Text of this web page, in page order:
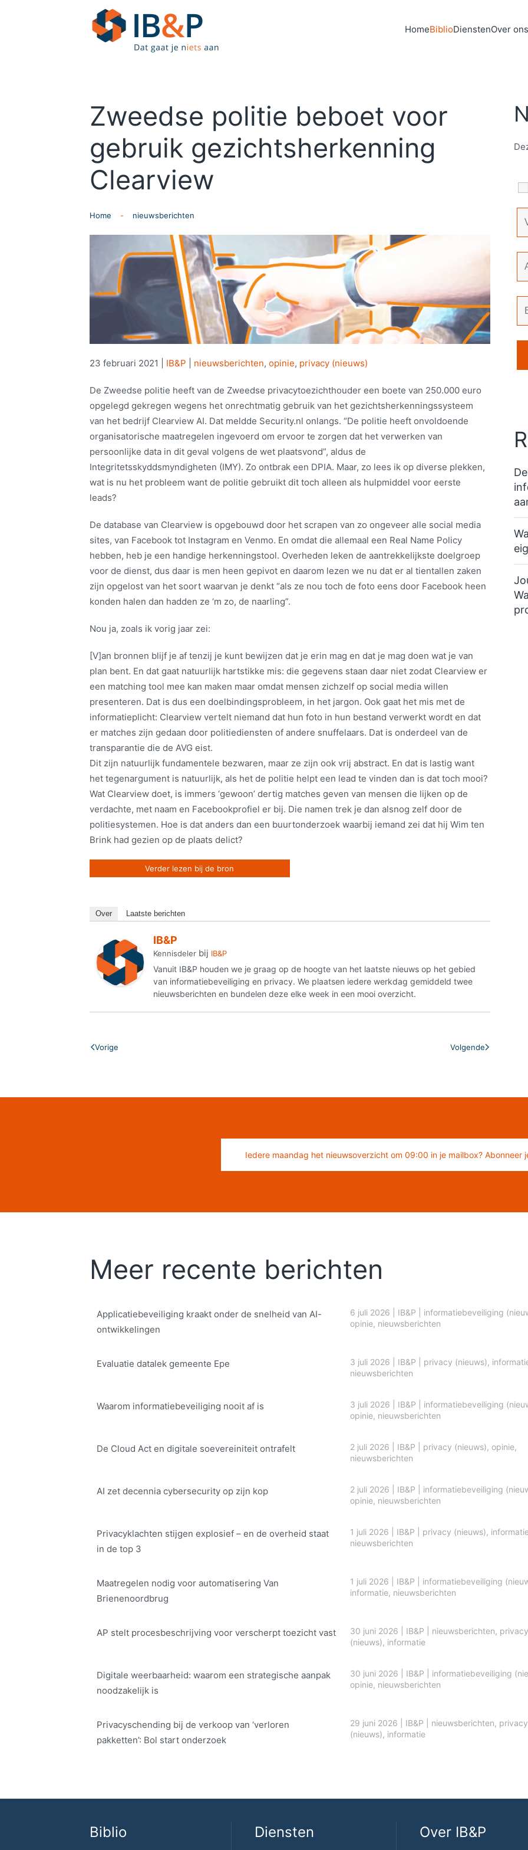
Skip to main content HomeBiblioDienstenOver ons
Zweedse politie beboet voor
gebruik gezichtsherkenning
Clearview
Home nieuwsberichten
23 februari 2021 IB&P nieuwsberichten, opinie, privacy (nieuws)
De Zweedse politie heeft van de Zweedse privacytoezichthouder een boete van 250.000 euro
opgelegd gekregen wegens het onrechtmatig gebruik van het gezichtsherkenningssysteem
van het bedrijf Clearview AI. Dat meldde Security.nl onlangs. “De politie heeft onvoldoende
organisatorische maatregelen ingevoerd om ervoor te zorgen dat het verwerken van
persoonlijke data in dit geval volgens de wet plaatsvond”, aldus de
Integritetsskyddsmyndigheten (IMY). Zo ontbrak een DPIA. Maar, zo lees ik op diverse plekken,
wat is nu het probleem want de politie gebruikt dit toch alleen als hulpmiddel voor eerste
leads?
De database van Clearview is opgebouwd door het scrapen van zo ongeveer alle social media
sites, van Facebook tot Instagram en Venmo. En omdat die allemaal een Real Name Policy
hebben, heb je een handige herkenningstool. Overheden leken de aantrekkelijkste doelgroep
voor de dienst, dus daar is men heen gepivot en daarom lezen we nu dat er al tientallen zaken
zijn opgelost van het soort waarvan je denkt “als ze nou toch de foto eens door Facebook heen
konden halen dan hadden ze ‘m zo, de naarling”.
Nou ja, zoals ik vorig jaar zei:
[V]an bronnen blijf je af tenzij je kunt bewijzen dat je erin mag en dat je mag doen wat je van
plan bent. En dat gaat natuurlijk hartstikke mis: die gegevens staan daar niet zodat Clearview er
een matching tool mee kan maken maar omdat mensen zichzelf op social media willen
presenteren. Dat is dus een doelbindingsprobleem, in het jargon. Ook gaat het mis met de
informatieplicht: Clearview vertelt niemand dat hun foto in hun bestand verwerkt wordt en dat
er matches zijn gedaan door politiediensten of andere snuffelaars. Dat is onderdeel van de
transparantie die de AVG eist.
Dit zijn natuurlijk fundamentele bezwaren, maar ze zijn ook vrij abstract. En dat is lastig want
het tegenargument is natuurlijk, als het de politie helpt een lead te vinden dan is dat toch mooi?
Wat Clearview doet, is immers ‘gewoon’ dertig matches geven van mensen die lijken op de
verdachte, met naam en Facebookprofiel er bij. Die namen trek je dan alsnog zelf door de
politiesystemen. Hoe is dat anders dan een buurtonderzoek waarbij iemand zei dat hij Wim ten
Brink had gezien op de plaats delict?
Verder lezen bij de bron
Over Laatste berichten
IB&P
Kennisdeler bij IB&P
Vanuit IB&P houden we je graag op de hoogte van het laatste nieuws op het gebied
van informatiebeveiliging en privacy. We plaatsen iedere werkdag gemiddeld twee
nieuwsberichten en bundelen deze elke week in een mooi overzicht.
Vorige Volgende
Iedere maandag het nieuwsoverzicht om 09:00 in je mailbox? Abonneer
Meer recente berichten
Applicatiebeveiliging kraakt onder de snelheid van AI-
ontwikkelingen
6 juli 2026 IB&P informatiebeveiliging
opinie, nieuwsberichten
Evaluatie datalek gemeente Epe 3 juli 2026 IB&P privacy (nieuws),
nieuwsberichten
Waarom informatiebeveiliging nooit af is 3 juli 2026 IB&P informatiebeveiliging
opinie, nieuwsberichten
De Cloud Act en digitale soe­ve­rei­ni­teit ontrafelt 2 juli 2026 IB&P privacy (nieuws), opinie,
nieuwsberichten
AI zet decennia cybersecurity op zijn kop 2 juli 2026 IB&P informatiebeveiliging
opinie, nieuwsberichten
Privacyklachten stijgen explosief – en de overheid staat
in de top 3
1 juli 2026 IB&P privacy (nieuws),
nieuwsberichten
Maatregelen nodig voor automatisering Van
Brienenoordbrug
1 juli 2026 IB&P informatiebeveiliging
informatie, nieuwsberichten
AP stelt procesbeschrijving voor verscherpt toezicht vast 30 juni 2026 IB&P nieuwsberichten, privacy
(nieuws), informatie
Digitale weerbaarheid: waarom een strategische aanpak
noodzakelijk is
30 juni 2026 IB&P informatiebeveiliging
opinie, nieuwsberichten
Privacyschending bij de verkoop van ‘verloren
pakketten’: Bol start onderzoek
29 juni 2026 IB&P nieuwsberichten, privacy
(nieuws), informatie
Biblio Diensten Over IB&P